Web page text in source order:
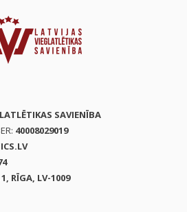
SAVIENĪBA
40008029019
RĪGA, LV-1009